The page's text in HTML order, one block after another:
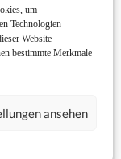
um
Technologien
Website
bestimmte Merkmale
ansehen